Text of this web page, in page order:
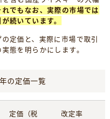
れでもなお、実際の市場では
続いています。
定価と、実際に市場で取引
態を明らかにします。
の定価一覧
定価（税
改定率